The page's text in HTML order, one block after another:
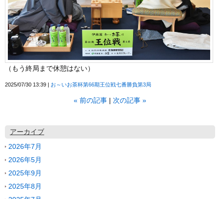
（もう終局まで休憩はない）
2025/07/30 13:39 お～いお茶杯第66期王位戦七番勝負第3局
« 前の記事 次の記事 »
アーカイブ
2026年7月
2026年5月
2025年9月
2025年8月